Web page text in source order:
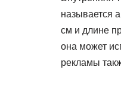
называется
см и длине
она может
рекламы